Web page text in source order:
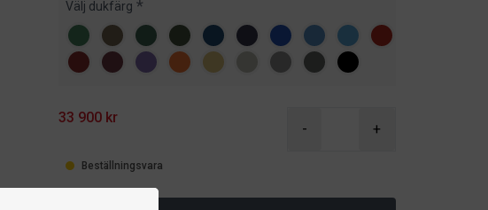
Välj dukfärg
33 900 kr
- +
Beställningsvara